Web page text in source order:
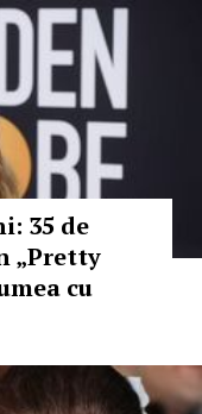
35 de
„Pretty
cu